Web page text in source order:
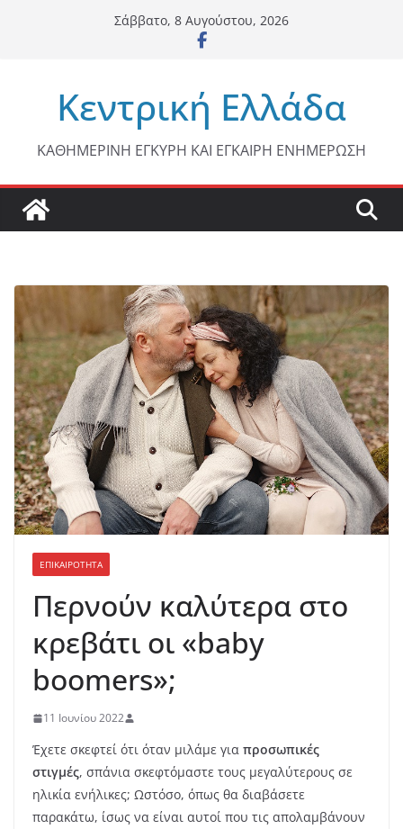
Σάββατο, 8 Αυγούστου, 2026
Κεντρική Ελλάδα
ΚΑΘΗΜΕΡΙΝΗ ΕΓΚΥΡΗ ΚΑΙ ΕΓΚΑΙΡΗ ΕΝΗΜΕΡΩΣΗ
ΕΠΙΚΑΙΡΟΤΗΤΑ
Περνούν καλύτερα στο
κρεβάτι οι «baby
boomers»;
11 Ιουνίου 2022
Έχετε σκεφτεί ότι όταν μιλάμε για προσωπικές
στιγμές, σπάνια σκεφτόμαστε τους μεγαλύτερους σε
ηλικία ενήλικες; Ωστόσο, όπως θα διαβάσετε
παρακάτω, ίσως να είναι αυτοί που τις απολαμβάνουν